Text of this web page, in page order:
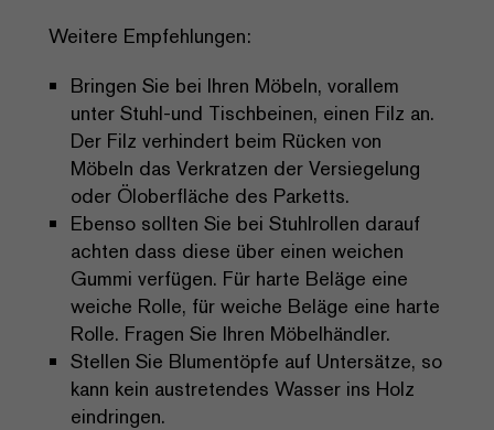
Weitere Empfehlungen:
Bringen Sie bei Ihren Möbeln, vorallem
unter Stuhl-und Tischbeinen, einen Filz an.
Der Filz verhindert beim Rücken von
Möbeln das Verkratzen der Versiegelung
oder Öloberfläche des Parketts.
Ebenso sollten Sie bei Stuhlrollen darauf
achten dass diese über einen weichen
Gummi verfügen. Für harte Beläge eine
weiche Rolle, für weiche Beläge eine harte
Rolle. Fragen Sie Ihren Möbelhändler.
Stellen Sie Blumentöpfe auf Untersätze, so
kann kein austretendes Wasser ins Holz
eindringen.